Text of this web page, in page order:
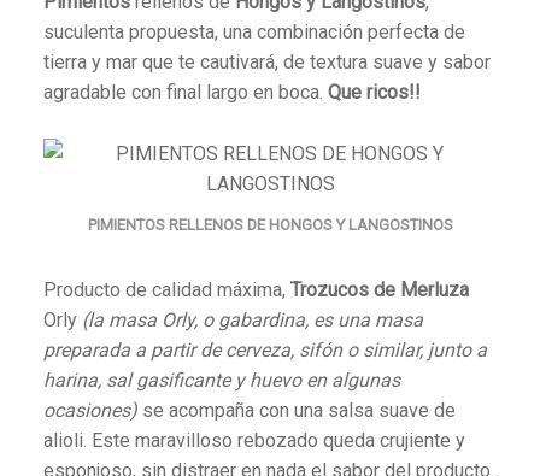
suculenta propuesta, una combinación perfecta de
tierra y mar que te cautivará, de textura suave y sabor
agradable con final largo en boca. Que ricos!!
PIMIENTOS RELLENOS DE HONGOS Y LANGOSTINOS
Producto de calidad máxima, Trozucos de Merluza
Orly (la masa Orly, o gabardina, es una masa
preparada a partir de cerveza, sifón o similar, junto a
harina, sal gasificante y huevo en algunas
ocasiones) se acompaña con una salsa suave de
alioli. Este maravilloso rebozado queda crujiente y
esponjoso, sin distraer en nada el sabor del producto.